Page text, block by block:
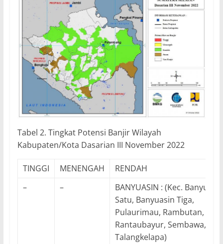
Tabel 2. Tingkat Potensi Banjir Wilayah
Kabupaten/Kota Dasarian III November 2022
TINGGI MENENGAH
RENDAH
–
–
BANYUASIN : (Kec. Banyuasin
Satu, Banyuasin Tiga,
Pulaurimau, Rambutan,
Rantaubayur, Sembawa,
Talangkelapa)